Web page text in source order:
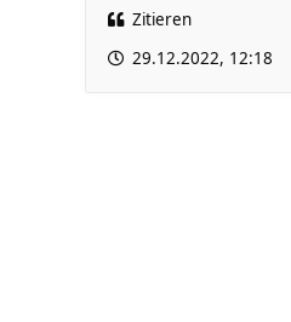
Zitieren
29.12.2022, 12:18